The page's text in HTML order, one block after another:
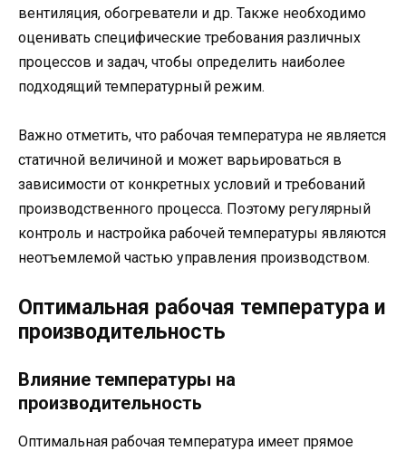
вентиляция, обогреватели и др. Также необходимо
оценивать специфические требования различных
процессов и задач, чтобы определить наиболее
подходящий температурный режим.
Важно отметить, что рабочая температура не является
статичной величиной и может варьироваться в
зависимости от конкретных условий и требований
производственного процесса. Поэтому регулярный
контроль и настройка рабочей температуры являются
неотъемлемой частью управления производством.
Оптимальная рабочая температура и
производительность
Влияние температуры на
производительность
Оптимальная рабочая температура имеет прямое